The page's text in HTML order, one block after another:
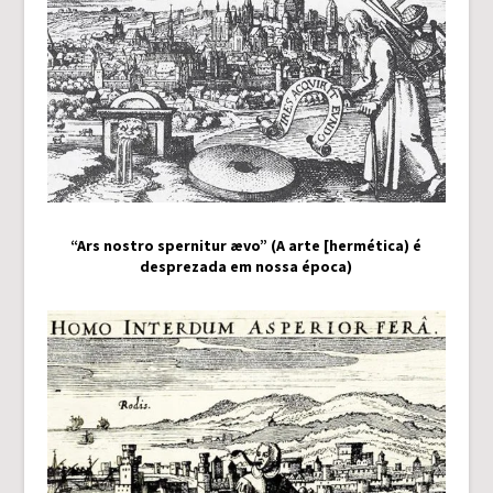
“Ars nostro spernitur ævo” (A arte [hermética) é
desprezada em nossa época)